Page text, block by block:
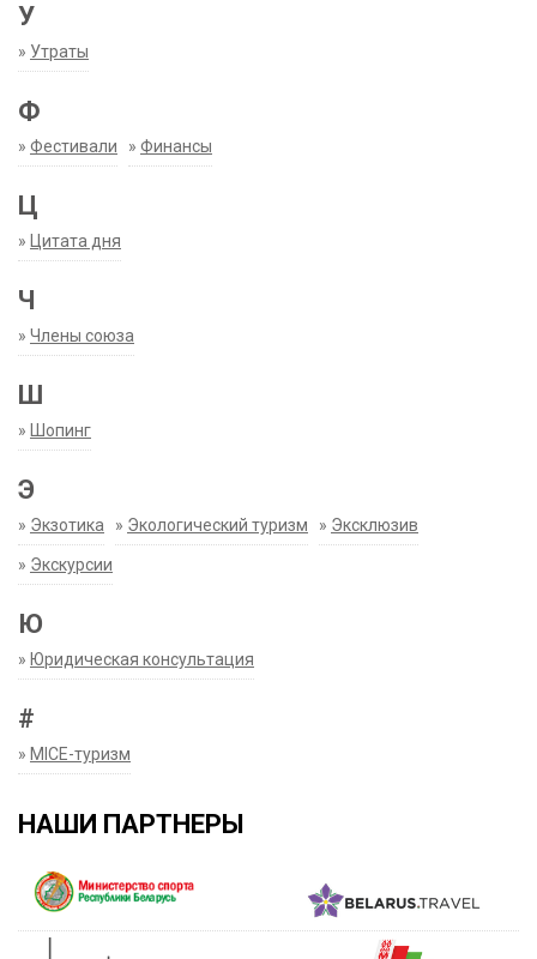
У
» Утраты
Ф
» Фестивали » Финансы
Ц
» Цитата дня
Ч
» Члены союза
Ш
» Шопинг
Э
» Экзотика » Экологический туризм » Эксклюзив
» Экскурсии
Ю
» Юридическая консультация
#
» MICE-туризм
НАШИ ПАРТНЕРЫ